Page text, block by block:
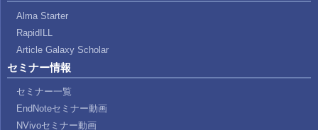
Alma Starter
RapidILL
Article Galaxy Scholar
セミナー情報
セミナー一覧
EndNoteセミナー動画
NVivoセミナー動画